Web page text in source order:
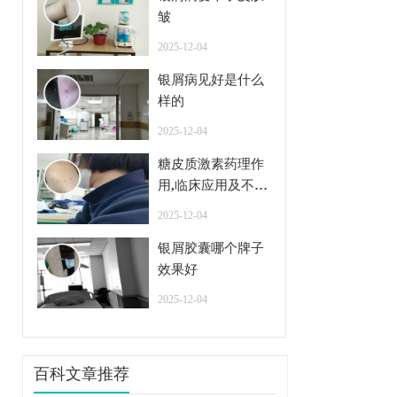
皱
2025-12-04
银屑病见好是什么
样的
2025-12-04
糖皮质激素药理作
用,临床应用及不良
2025-12-04
银屑胶囊哪个牌子
效果好
2025-12-04
百科文章推荐